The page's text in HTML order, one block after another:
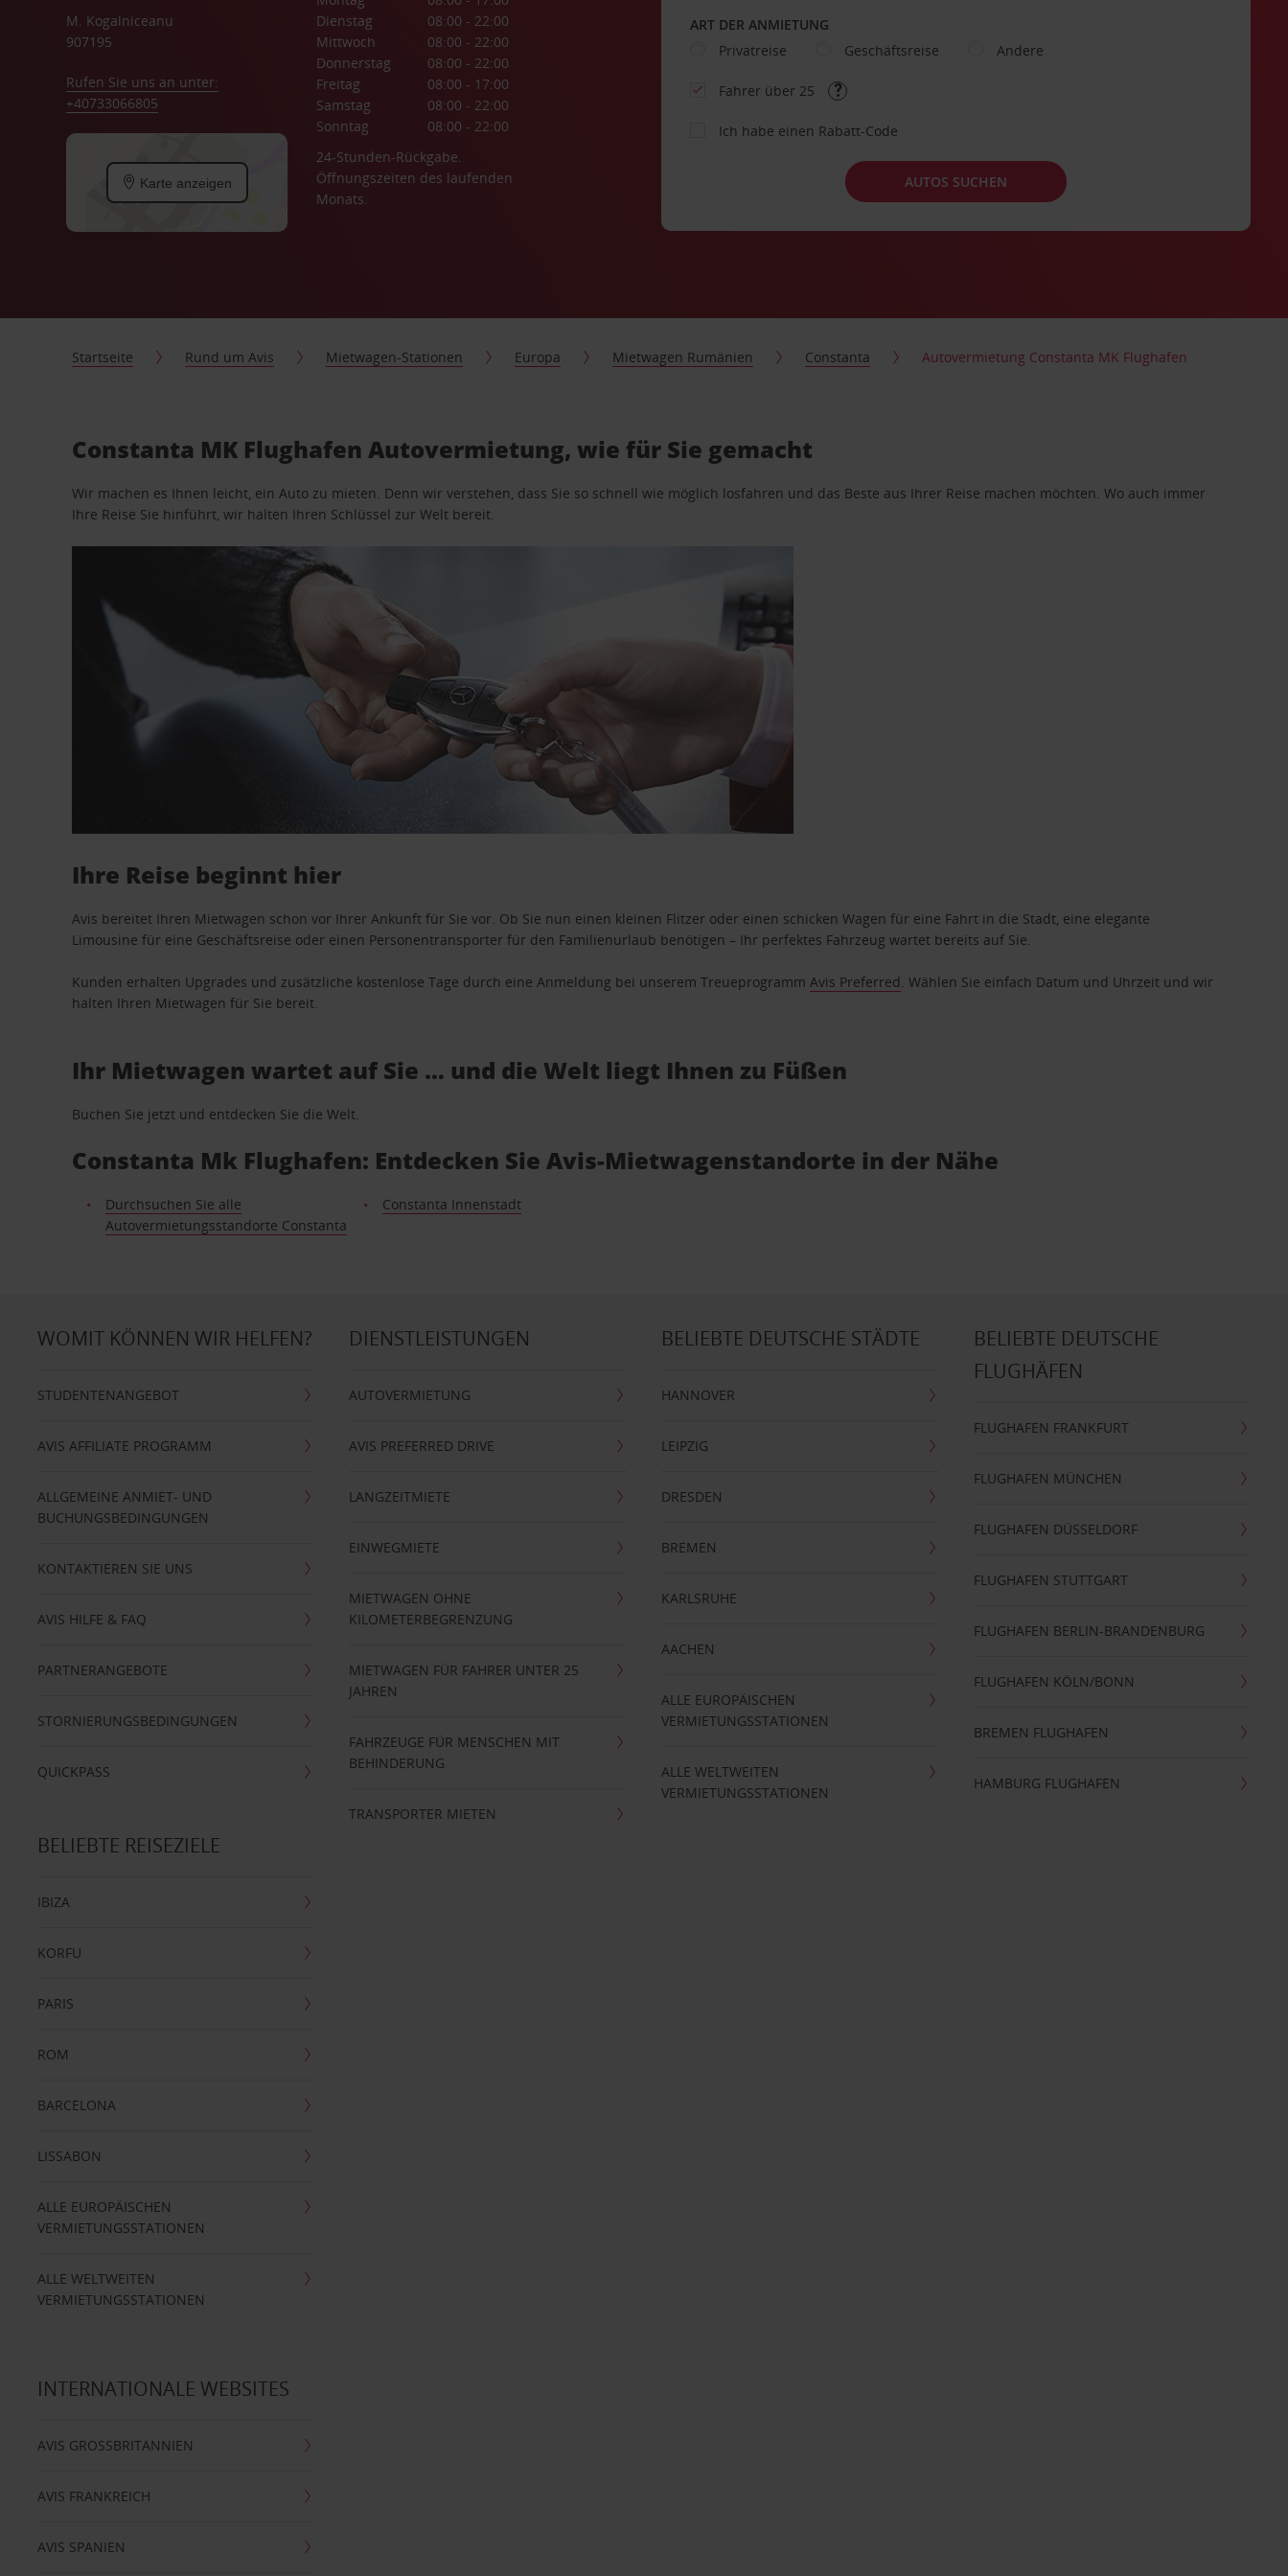
M. Kogalniceanu
907195
Rufen Sie uns an unter:
+40733066805
Karte anzeigen
Dienstag
08:00 - 22:00
Mittwoch
08:00 - 22:00
Donnerstag
08:00 - 22:00
Freitag
08:00 - 17:00
Samstag
08:00 - 22:00
Sonntag
08:00 - 22:00
24-Stunden-Rückgabe.
Öffnungszeiten des laufenden
Monats.
ART DER ANMIETUNG
Privatreise
Geschäftsreise Andere
Fahrer über 25
Ich habe einen Rabatt-Code
AUTOS SUCHEN
Startseite Rund um Avis Mietwagen-Stationen Europa Mietwagen Rumänien Constanta Autovermietung Constanta MK Flughafen
Constanta MK Flughafen Autovermietung, wie für Sie gemacht
Wir machen es Ihnen leicht, ein Auto zu mieten. Denn wir verstehen, dass Sie so schnell wie möglich losfahren und das Beste aus Ihrer Reise machen möchten. Wo auch immer
Ihre Reise Sie hinführt, wir halten Ihren Schlüssel zur Welt bereit.
Ihre Reise beginnt hier
Avis bereitet Ihren Mietwagen schon vor Ihrer Ankunft für Sie vor. Ob Sie nun einen kleinen Flitzer oder einen schicken Wagen für eine Fahrt in die Stadt, eine elegante
Limousine für eine Geschäftsreise oder einen Personentransporter für den Familienurlaub benötigen – Ihr perfektes Fahrzeug wartet bereits auf Sie.
Kunden erhalten Upgrades und zusätzliche kostenlose Tage durch eine Anmeldung bei unserem TreueprogrammAvis Preferred. Wählen Sie einfach Datum und Uhrzeit und wir
halten Ihren Mietwagen für Sie bereit.
Ihr Mietwagen wartet auf Sie … und die Welt liegt Ihnen zu Füßen
Buchen Sie jetzt und entdecken Sie die Welt.
Constanta Mk Flughafen: Entdecken Sie Avis-Mietwagenstandorte in der Nähe
Durchsuchen Sie alle
Autovermietungsstandorte Constanta
Constanta Innenstadt
WOMIT KÖNNEN WIR HELFEN?
STUDENTENANGEBOT
AVIS AFFILIATE PROGRAMM
ALLGEMEINE ANMIET- UND
BUCHUNGSBEDINGUNGEN
KONTAKTIEREN SIE UNS
AVIS HILFE & FAQ
PARTNERANGEBOTE
STORNIERUNGSBEDINGUNGEN
QUICKPASS
DIENSTLEISTUNGEN
AUTOVERMIETUNG
AVIS PREFERRED DRIVE
LANGZEITMIETE
EINWEGMIETE
MIETWAGEN OHNE
KILOMETERBEGRENZUNG
MIETWAGEN FÜR FAHRER UNTER 25
JAHREN
FAHRZEUGE FÜR MENSCHEN MIT
BEHINDERUNG
TRANSPORTER MIETEN
BELIEBTE DEUTSCHE STÄDTE
HANNOVER
LEIPZIG
DRESDEN
BREMEN
KARLSRUHE
AACHEN
ALLE EUROPÄISCHEN
VERMIETUNGSSTATIONEN
ALLE WELTWEITEN
VERMIETUNGSSTATIONEN
BELIEBTE DEUTSCHE
FLUGHÄFEN
FLUGHAFEN FRANKFURT
FLUGHAFEN MÜNCHEN
FLUGHAFEN DÜSSELDORF
FLUGHAFEN STUTTGART
FLUGHAFEN BERLIN-BRANDENBURG
FLUGHAFEN KÖLN/BONN
BREMEN FLUGHAFEN
HAMBURG FLUGHAFEN
BELIEBTE REISEZIELE
IBIZA
KORFU
PARIS
ROM
BARCELONA
LISSABON
ALLE EUROPÄISCHEN
VERMIETUNGSSTATIONEN
ALLE WELTWEITEN
VERMIETUNGSSTATIONEN
INTERNATIONALE WEBSITES
AVIS GROSSBRITANNIEN
AVIS FRANKREICH
AVIS SPANIEN